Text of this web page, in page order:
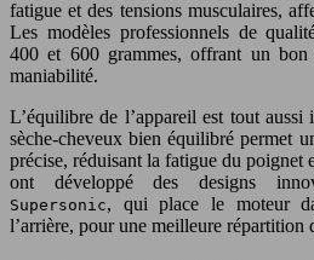
fatigue et des tensions musculaires,
Les modèles professionnels de
400 et 600 grammes, offrant un
maniabilité.
L’équilibre de l’appareil est tout
sèche-cheveux bien équilibré permet
précise, réduisant la fatigue du poignet
ont développé des designs
Supersonic, qui place le moteur
l’arrière, pour une meilleure répartition